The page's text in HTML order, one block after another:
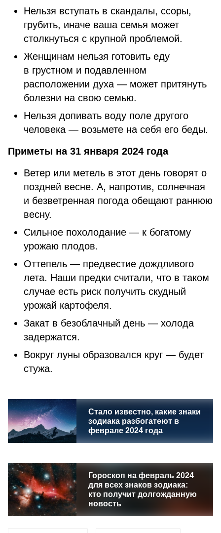
Нельзя вступать в скандалы, ссоры,
грубить, иначе ваша семья может
столкнуться с крупной проблемой.
Женщинам нельзя готовить еду
в грустном и подавленном
расположении духа — может притянуть
болезни на свою семью.
Нельзя допивать воду поле другого
человека — возьмете на себя его беды.
Приметы на 31 января 2024 года
Ветер или метель в этот день говорят о
поздней весне. А, напротив, солнечная
и безветренная погода обещают раннюю
весну.
Сильное похолодание — к богатому
урожаю плодов.
Оттепель — предвестие дождливого
лета. Наши предки считали, что в таком
случае есть риск получить скудный
урожай картофеля.
Закат в безоблачный день — холода
задержатся.
Вокруг луны образовался круг — будет
стужа.
Стало известно, какие знаки
зодиака разбогатеют в
феврале 2024 года
Гороскоп на февраль 2024
для всех знаков зодиака:
кто получит долгожданную
новость